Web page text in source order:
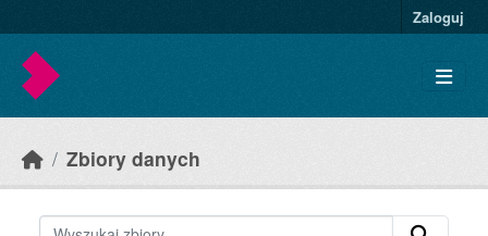
Zaloguj
Zbiory danych